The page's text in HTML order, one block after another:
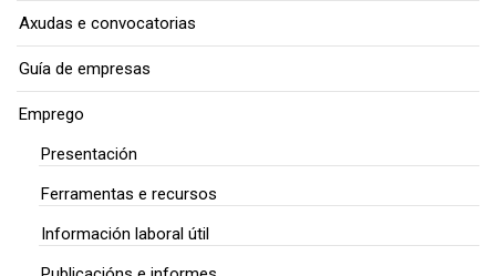
Axudas e convocatorias
Guía de empresas
Emprego
Presentación
Ferramentas e recursos
Información laboral útil